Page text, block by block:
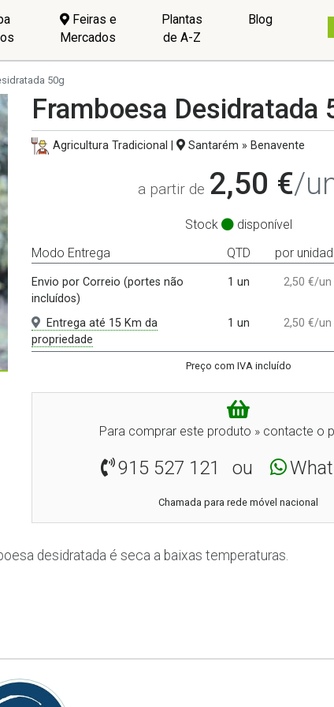
Feiras e
Mercados
Plantas
de A-Z
Blog
50g
Framboesa Desidratada
Agricultura Tradicional | Santarém » Benavente
a partir de 2,50 €/
Stock
disponível
Modo Entrega
QTD por
Envio por Correio (portes não
incluídos)
1 un 2,50 €/un
Entrega até 15 Km da
propriedade
1 un 2,50 €/un
Preço com IVA incluído
Para comprar este produto » contacte o
915 527 121 ou
Chamada para rede móvel nacional
desidratada é seca a baixas temperaturas.